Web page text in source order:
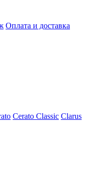
Оплата и доставка
Cerato Classic Clarus